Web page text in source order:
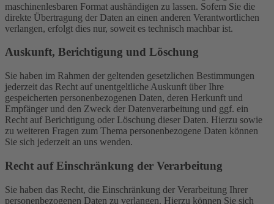
maschinenlesbaren Format aushändigen zu lassen. Sofern Sie die
direkte Übertragung der Daten an einen anderen Verantwortlichen
verlangen, erfolgt dies nur, soweit es technisch machbar ist.
Auskunft, Berichtigung und Löschung
Sie haben im Rahmen der geltenden gesetzlichen Bestimmungen
jederzeit das Recht auf unentgeltliche Auskunft über Ihre
gespeicherten personenbezogenen Daten, deren Herkunft und
Empfänger und den Zweck der Datenverarbeitung und ggf. ein
Recht auf Berichtigung oder Löschung dieser Daten. Hierzu sowie
zu weiteren Fragen zum Thema personenbezogene Daten können
Sie sich jederzeit an uns wenden.
Recht auf Einschränkung der Verarbeitung
Sie haben das Recht, die Einschränkung der Verarbeitung Ihrer
personenbezogenen Daten zu verlangen. Hierzu können Sie sich